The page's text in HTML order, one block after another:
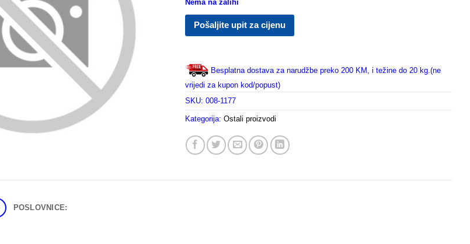
Nema na zalihi
Pošaljite upit za cijenu
Besplatna dostava za narudžbe preko 200 KM, i težine do 20 kg.(ne
vrijedi za kupon kod/popust)
SKU: 008-1177
Kategorija: Ostali proizvodi
POSLOVNICE: